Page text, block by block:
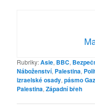
Rubriky:Asie, BBC,
Náboženství, Palestina,
izraelské osady,pásmo
Palestina,Západní břeh